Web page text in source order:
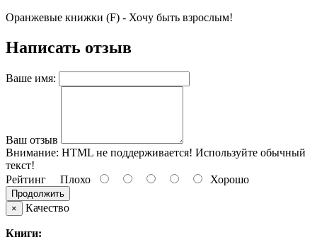
Оранжевые книжки (F) - Хочу быть взрослым!
Написать отзыв
Ваше имя:
Ваш отзыв
Внимание: HTML не поддерживается! Используйте обычный
текст!
Рейтинг Плохо Хорошо
Продолжить
×
Качество
Книги: